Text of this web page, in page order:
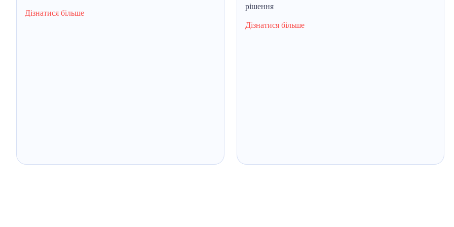
Дізнатися більше
рішення
Дізнатися більше